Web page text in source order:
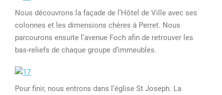
Nous découvrons la façade de l’Hôtel de Ville avec ses
colonnes et les dimensions chères à Perret. Nous
parcourons ensuite l’avenue Foch afin de retrouver les
bas-reliefs de chaque groupe d’immeubles.
Pour finir, nous entrons dans l’église St Joseph. La